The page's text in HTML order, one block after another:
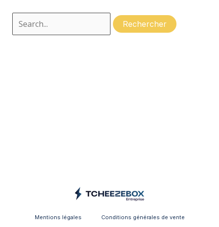
Mentions légales Conditions générales de vente